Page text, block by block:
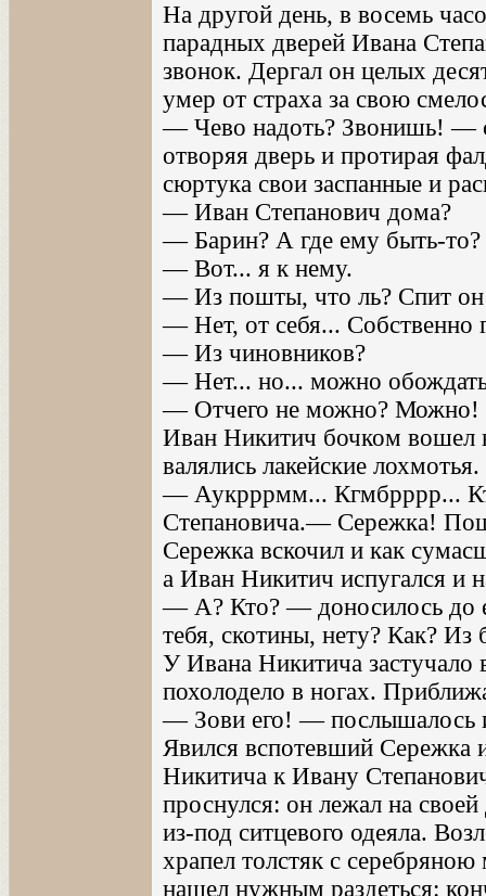
На другой день, в восемь
парадных дверей Ивана
звонок. Дергал он целых
умер от страха за свою
— Чево надоть? Звонишь! —
отворяя дверь и протирая
сюртука свои заспанные и
— Иван Степанович дома?
— Барин? А где ему быть-то?
— Вот... я к нему.
— Из пошты, что ль? Спит
— Нет, от себя... Собственно
— Из чиновников?
— Нет... но... можно
— Отчего не можно? Можно!
Иван Никитич бочком вошел
валялись лакейские лохмотья.
— Аукрррмм... Кгмбрррр...
Степановича.— Сережка!
Сережка вскочил и как
а Иван Никитич испугался и
— А? Кто? — доносилось до
тебя, скотины, нету? Как?
У Ивана Никитича застучало
похолодело в ногах.
— Зови его! — послышалось
Явился вспотевший Сережка
Никитича к Ивану
проснулся: он лежал на
из-под ситцевого одеяла.
храпел толстяк с
нашел нужным раздеться: